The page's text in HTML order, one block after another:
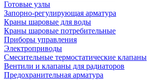
Готовые узлы
Запорно-регулирующая арматура
Краны шаровые для воды
Краны шаровые потребительные
Приборы управления
Электроприводы
Смесительные термостатические клапаны
Вентили и клапаны для радиаторов
Предохранительная арматура